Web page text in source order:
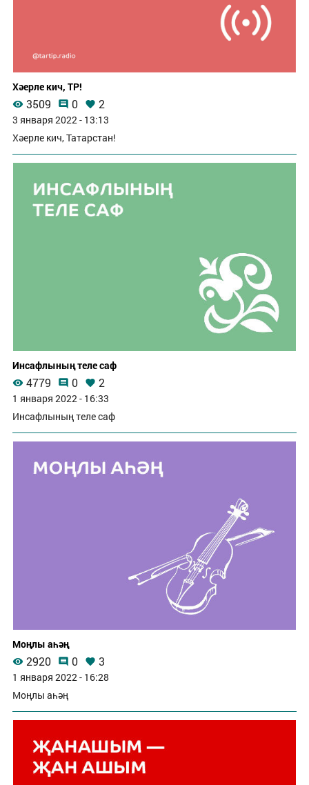
Хәерле кич, ТР!
3509 0 2
3 января 2022 - 13:13
Хәерле кич, Татарстан!
Инсафлының теле саф
4779 0 2
1 января 2022 - 16:33
Инсафлының теле саф
Моңлы аһәң
2920 0 3
1 января 2022 - 16:28
Моңлы аһәң